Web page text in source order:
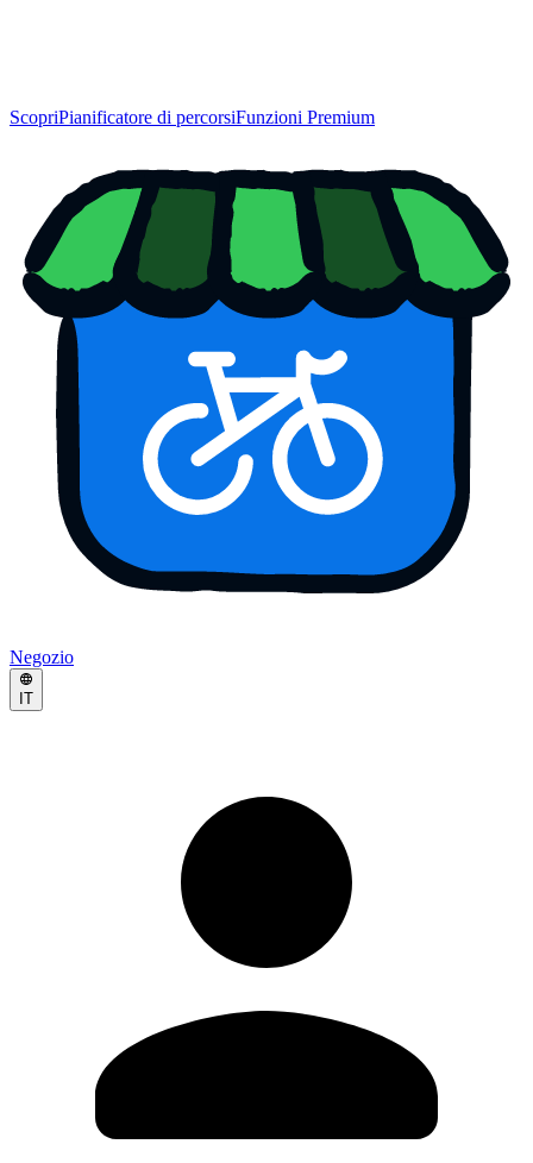
ScopriPianificatore di percorsiFunzioni Premium
Negozio
IT